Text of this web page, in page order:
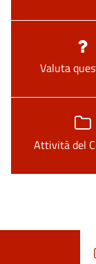
Valuta
Attività del